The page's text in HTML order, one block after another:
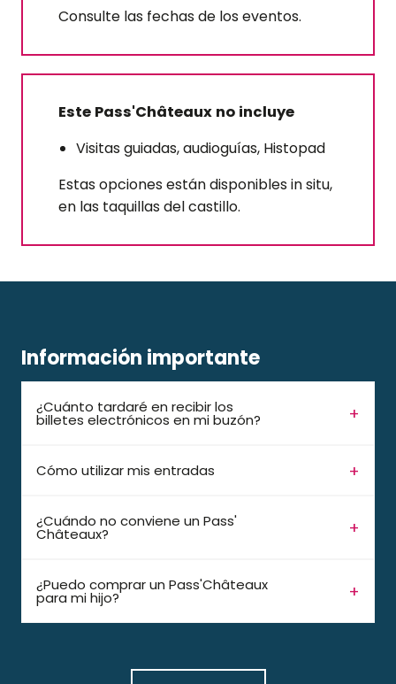
Consulte las fechas de los eventos.
Este Pass'Châteaux no incluye
Visitas guiadas, audioguías, Histopad
Estas opciones están disponibles in situ,
en las taquillas del castillo.
Información importante
¿Cuánto tardaré en recibir los
billetes electrónicos en mi buzón?
Cómo utilizar mis entradas
¿Cuándo no conviene un Pass'
Châteaux?
¿Puedo comprar un Pass'Châteaux
para mi hijo?